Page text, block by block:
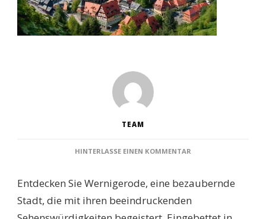
TEAM
HINTERLASSE EINEN KOMMENTAR
ENTDECKUNGSREISE
DIE
Entdecken Sie Wernigerode, eine bezaubernde
Stadt, die mit ihren beeindruckenden